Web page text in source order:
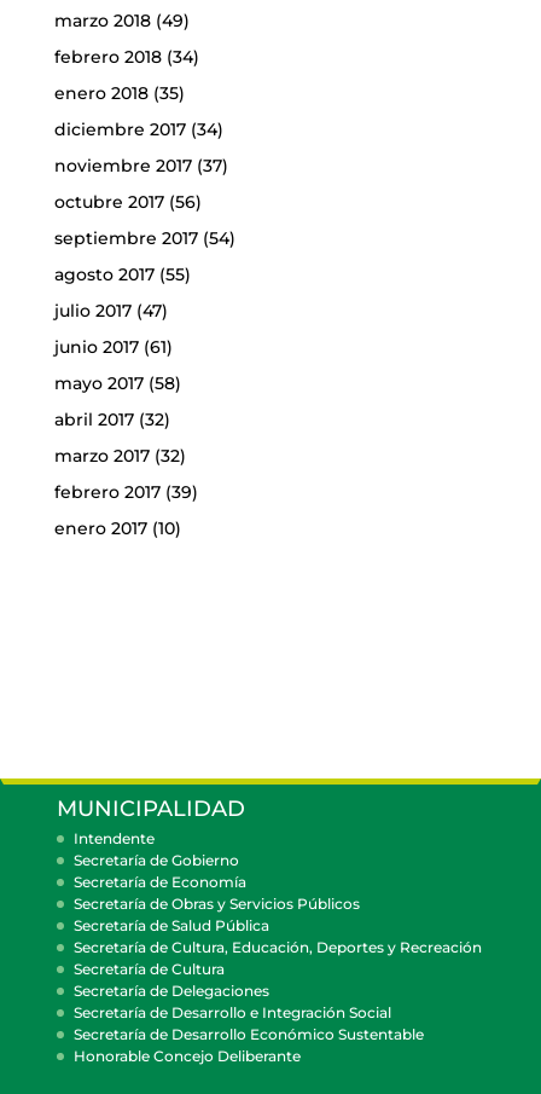
marzo 2018(49)
febrero 2018(34)
enero 2018(35)
diciembre 2017(34)
noviembre 2017(37)
octubre 2017(56)
septiembre 2017(54)
agosto 2017(55)
julio 2017(47)
junio 2017(61)
mayo 2017(58)
abril 2017(32)
marzo 2017(32)
febrero 2017(39)
enero 2017(10)
MUNICIPALIDAD
Intendente
Secretaría de Gobierno
Secretaría de Economía
Secretaría de Obras y Servicios Públicos
Secretaría de Salud Pública
Secretaría de Cultura, Educación, Deportes y Recreación
Secretaría de Cultura
Secretaría de Delegaciones
Secretaría de Desarrollo e Integración Social
Secretaría de Desarrollo Económico Sustentable
Honorable Concejo Deliberante